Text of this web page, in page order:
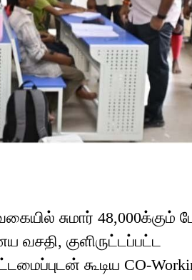
சுமார் 48,000க்கும்
குளிருட்டப்பட்ட
கூடிய CO-